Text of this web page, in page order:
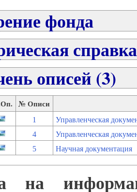
фонда
справка
описей (3)
№ Описи
1
Управленческая
4
Управленческая
5
Научная документация
на